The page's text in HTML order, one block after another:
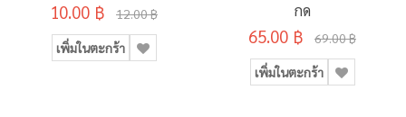
10.00 ฿ 12.00 ฿
เพิ่มในตะกร้า
กด
65.00 ฿ 69.00 ฿
เพิ่มในตะกร้า